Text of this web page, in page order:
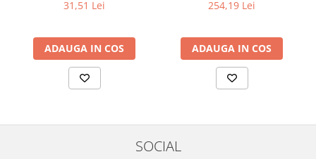
31,51 Lei
ADAUGA IN COS
254,19 Lei
ADAUGA IN COS
SOCIAL